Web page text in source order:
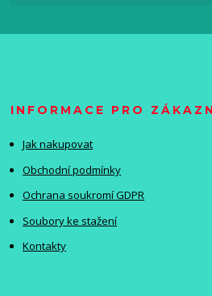
INFORMACE PRO
Jak nakupovat
Obchodní podmínky
Ochrana soukromí GDPR
Soubory ke stažení
Kontakty